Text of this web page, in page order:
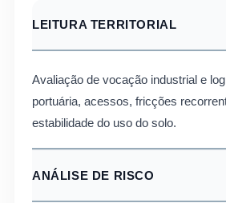
LEITURA TERRITORIAL
Avaliação de vocação industrial e
portuária, acessos, fricções
estabilidade do uso do solo.
ANÁLISE DE RISCO